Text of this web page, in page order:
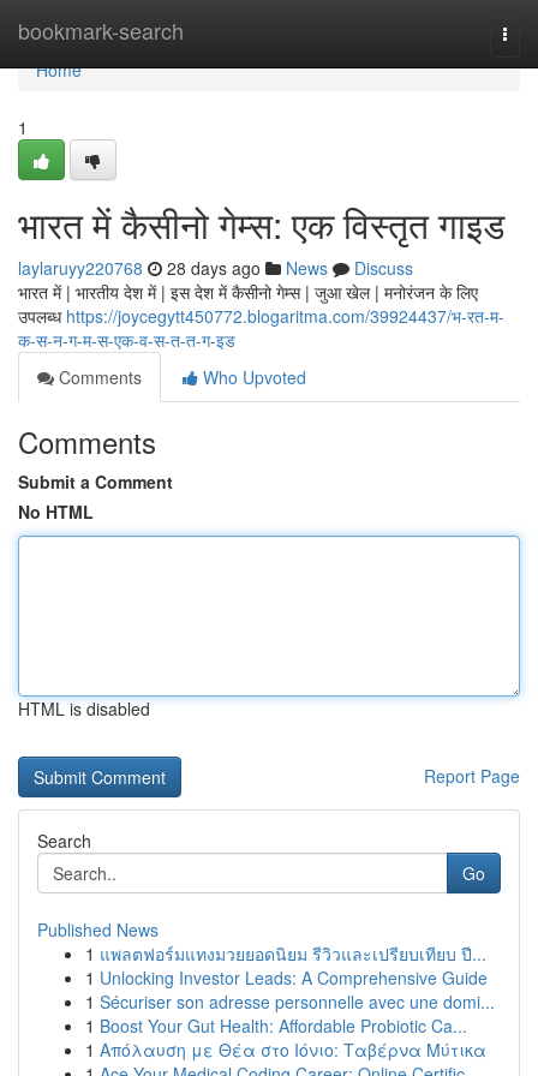
bookmark-search
Home
Home
1
भारत में कैसीनो गेम्स: एक विस्तृत गाइड
laylaruyy220768 28 days ago News
Discuss
भारत में | भारतीय देश में | इस देश में कैसीनो गेम्स | जुआ खेल | मनोरंजन के लिए
उपलब्ध https://joycegytt450772.blogaritma.com/39924437/भ-रत-म-
क-स-न-ग-म-स-एक-व-स-त-त-ग-इड
Comments
Who Upvoted
Comments
Submit a Comment
No HTML
HTML is disabled
Report Page
Search
Go
Published News
1 แพลตฟอร์มแทงมวยยอดนิยม รีวิวและเปรียบเทียบ ปี...
1 Unlocking Investor Leads: A Comprehensive Guide
1 Sécuriser son adresse personnelle avec une domi...
1 Boost Your Gut Health: Affordable Probiotic Ca...
1 Απόλαυση με Θέα στο Ιόνιο: Ταβέρνα Μύτικα